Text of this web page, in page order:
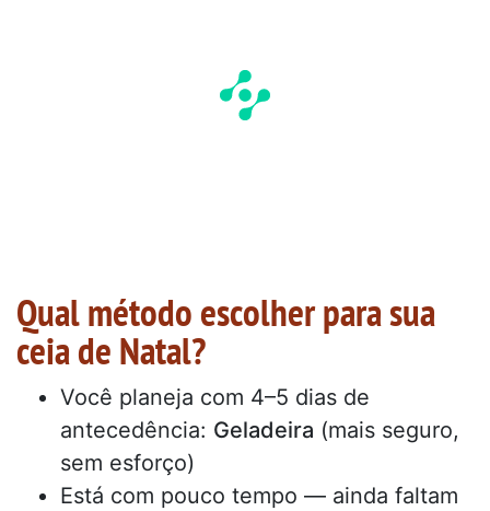
Qual método escolher para sua
ceia de Natal?
Você planeja com 4–5 dias de
antecedência: Geladeira (mais seguro,
sem esforço)
Está com pouco tempo — ainda faltam